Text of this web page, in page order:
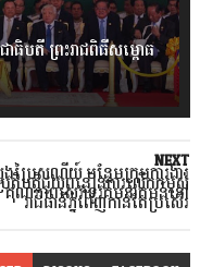
ាធិបតី ព្រះរាជពិធីសម្ពោធ
NEXT
ប្រៃសណីយ៍ បន្ថែមក្រុមការងារ
តិបត្តិជួយពន្លឿនការលើកកម្ពស់
គុណភាពសេវា​ទូរគមនាគមន៍​នៅ
រាជធានីភ្នំពេញកាន់តែប្រសើរ